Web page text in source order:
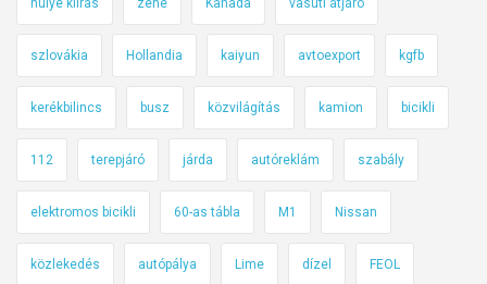
szlovákia Hollandia kaiyun avtoexport kgfb
kerékbilincs busz közvilágítás kamion bicikli
112 terepjáró járda autóreklám szabály
elektromos bicikli 60-as tábla M1 Nissan
közlekedés autópálya Lime dízel FEOL